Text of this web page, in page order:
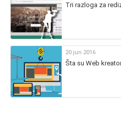
Tri razloga za
20 jun 2016
Šta su Web